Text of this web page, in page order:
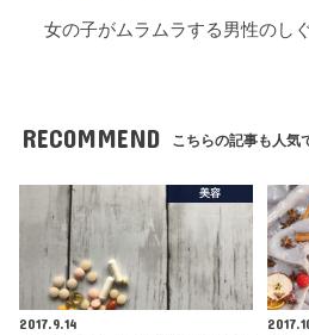
女の子がムラムラする男性のし
RECOMMEND こちらの記事も人気
美容
2017.9.14